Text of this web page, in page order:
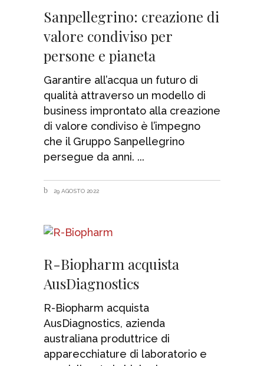
Sanpellegrino: creazione di
valore condiviso per
persone e pianeta
Garantire all’acqua un futuro di
qualità attraverso un modello di
business improntato alla creazione
di valore condiviso è l’impegno
che il Gruppo Sanpellegrino
persegue da anni.
29 AGOSTO 2022
R-Biopharm acquista
AusDiagnostics
R-Biopharm acquista
AusDiagnostics, azienda
australiana produttrice di
apparecchiature di laboratorio e